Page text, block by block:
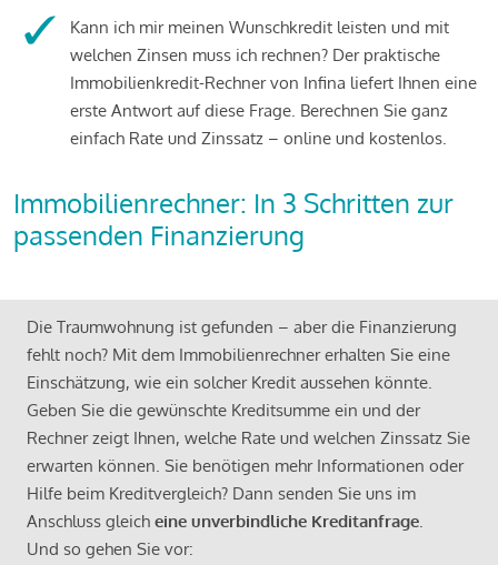
Kann ich mir meinen Wunschkredit leisten und mit
welchen Zinsen muss ich rechnen? Der praktische
Immobilienkredit-Rechner von Infina liefert Ihnen eine
erste Antwort auf diese Frage. Berechnen Sie ganz
einfach Rate und Zinssatz – online und kostenlos.
Immobilienrechner: In 3 Schritten zur
passenden Finanzierung
Die Traumwohnung ist gefunden – aber die Finanzierung
fehlt noch? Mit dem Immobilienrechner erhalten Sie eine
Einschätzung, wie ein solcher Kredit aussehen könnte.
Geben Sie die gewünschte Kreditsumme ein und der
Rechner zeigt Ihnen, welche Rate und welchen Zinssatz Sie
erwarten können. Sie benötigen mehr Informationen oder
Hilfe beim Kreditvergleich? Dann senden Sie uns im
Anschluss gleich eine unverbindliche Kreditanfrage.
Und so gehen Sie vor: